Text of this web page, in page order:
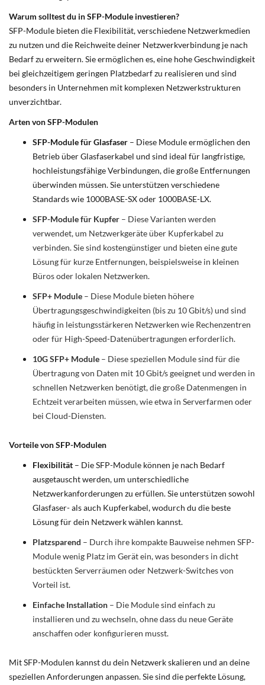
Warum solltest du in SFP-Module investieren?
SFP-Module bieten die Flexibilität, verschiedene Netzwerkmedien
zu nutzen und die Reichweite deiner Netzwerkverbindung je nach
Bedarf zu erweitern. Sie ermöglichen es, eine hohe Geschwindigkeit
bei gleichzeitigem geringen Platzbedarf zu realisieren und sind
besonders in Unternehmen mit komplexen Netzwerkstrukturen
unverzichtbar.
Arten von SFP-Modulen
SFP-Module für Glasfaser – Diese Module ermöglichen den
Betrieb über Glasfaserkabel und sind ideal für langfristige,
hochleistungsfähige Verbindungen, die große Entfernungen
überwinden müssen. Sie unterstützen verschiedene
Standards wie 1000BASE-SX oder 1000BASE-LX.
SFP-Module für Kupfer – Diese Varianten werden
verwendet, um Netzwerkgeräte über Kupferkabel zu
verbinden. Sie sind kostengünstiger und bieten eine gute
Lösung für kurze Entfernungen, beispielsweise in kleinen
Büros oder lokalen Netzwerken.
SFP+ Module – Diese Module bieten höhere
Übertragungsgeschwindigkeiten (bis zu 10 Gbit/s) und sind
häufig in leistungsstärkeren Netzwerken wie Rechenzentren
oder für High-Speed-Datenübertragungen erforderlich.
10G SFP+ Module – Diese speziellen Module sind für die
Übertragung von Daten mit 10 Gbit/s geeignet und werden in
schnellen Netzwerken benötigt, die große Datenmengen in
Echtzeit verarbeiten müssen, wie etwa in Serverfarmen oder
bei Cloud-Diensten.
Vorteile von SFP-Modulen
Flexibilität – Die SFP-Module können je nach Bedarf
ausgetauscht werden, um unterschiedliche
Netzwerkanforderungen zu erfüllen. Sie unterstützen sowohl
Glasfaser- als auch Kupferkabel, wodurch du die beste
Lösung für dein Netzwerk wählen kannst.
Platzsparend – Durch ihre kompakte Bauweise nehmen SFP-
Module wenig Platz im Gerät ein, was besonders in dicht
bestückten Serverräumen oder Netzwerk-Switches von
Vorteil ist.
Einfache Installation – Die Module sind einfach zu
installieren und zu wechseln, ohne dass du neue Geräte
anschaffen oder konfigurieren musst.
Mit SFP-Modulen kannst du dein Netzwerk skalieren und an deine
speziellen Anforderungen anpassen. Sie sind die perfekte Lösung,